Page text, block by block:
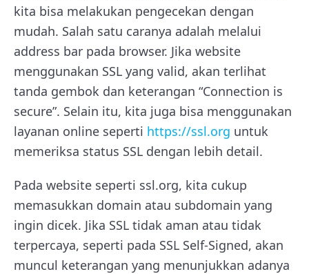
kita bisa melakukan pengecekan dengan
mudah. Salah satu caranya adalah melalui
address bar pada browser. Jika website
menggunakan SSL yang valid, akan terlihat
tanda gembok dan keterangan “Connection is
secure”. Selain itu, kita juga bisa menggunakan
layanan online seperti https://ssl.org untuk
memeriksa status SSL dengan lebih detail.
Pada website seperti ssl.org, kita cukup
memasukkan domain atau subdomain yang
ingin dicek. Jika SSL tidak aman atau tidak
terpercaya, seperti pada SSL Self-Signed, akan
muncul keterangan yang menunjukkan adanya